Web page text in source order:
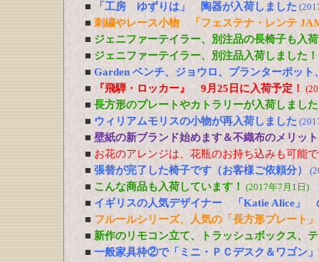
■ 「工房 ゆずりは」 陶器が入荷しました
■ 刺繍やレース小物 「フェステナ・レンテ
■ ジェニファーテイラー、別注品の長椅子も入
■ ジェニファーテイラー、別注品入荷しました！
■ Garden ベンチ、ジョウロ、プランターポット
■
『飛騨・ロッカー』 9月25日に入荷予定！
■ 長方形のプレートやカトラリーが入荷しました
■ ウィリアムモリスの小物が再入荷しました
■ 壁紙の新ブランド始めます＆不織布のメリッ
■ お花のアレンジは、花瓶のお持ち込みも可能
■ 張替が完了した椅子です（お客様ご依頼分）
■ こんな商品も入荷しています！ (2017年7月1日)
■ イギリスの人気デザイナー 「Katie Alice」
■ フルールシリーズ、人気の「長方形プレート
■ 新作のリモコン立て、トラッシュボックス、
■ 一般家具枠②で「ミニ・ＰＣデスク＆ワゴン